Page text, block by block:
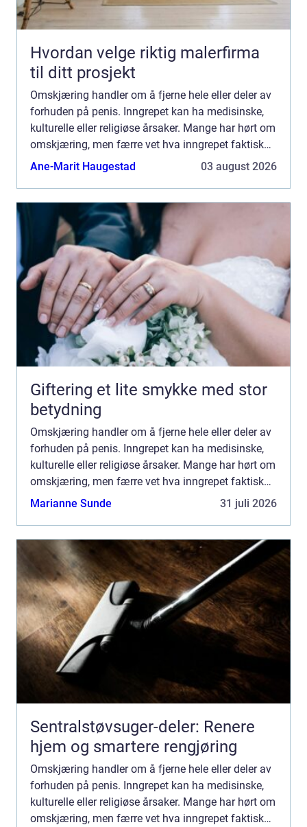
Hvordan velge riktig malerfirma
til ditt prosjekt
Omskjæring handler om å fjerne hele eller deler av
forhuden på penis. Inngrepet kan ha medisinske,
kulturelle eller religiøse årsaker. Mange har hørt om
omskjæring, men færre vet hva inngrepet faktisk
innebærer, når det er nødvendig og hvilke
Ane-Marit Haugestad 03 august 2026
Giftering et lite smykke med stor
betydning
Omskjæring handler om å fjerne hele eller deler av
forhuden på penis. Inngrepet kan ha medisinske,
kulturelle eller religiøse årsaker. Mange har hørt om
omskjæring, men færre vet hva inngrepet faktisk
innebærer, når det er nødvendig og hvilke
Marianne Sunde 31 juli 2026
Sentralstøvsuger-deler: Renere
hjem og smartere rengjøring
Omskjæring handler om å fjerne hele eller deler av
forhuden på penis. Inngrepet kan ha medisinske,
kulturelle eller religiøse årsaker. Mange har hørt om
omskjæring, men færre vet hva inngrepet faktisk